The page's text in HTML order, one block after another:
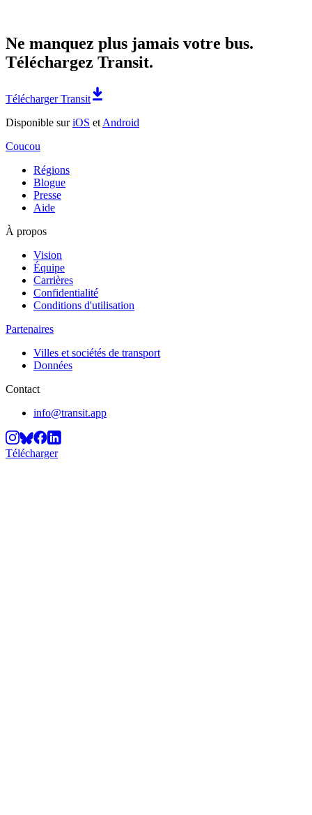
Ne manquez plus jamais votre bus.
Téléchargez Transit.
Télécharger Transit
Disponible suriOS et Android
Coucou
Régions
Blogue
Presse
Aide
À propos
Vision
Équipe
Carrières
Confidentialité
Conditions d'utilisation
Partenaires
Villes et sociétés de transport
Données
Contact
info@transit.app
Télécharger